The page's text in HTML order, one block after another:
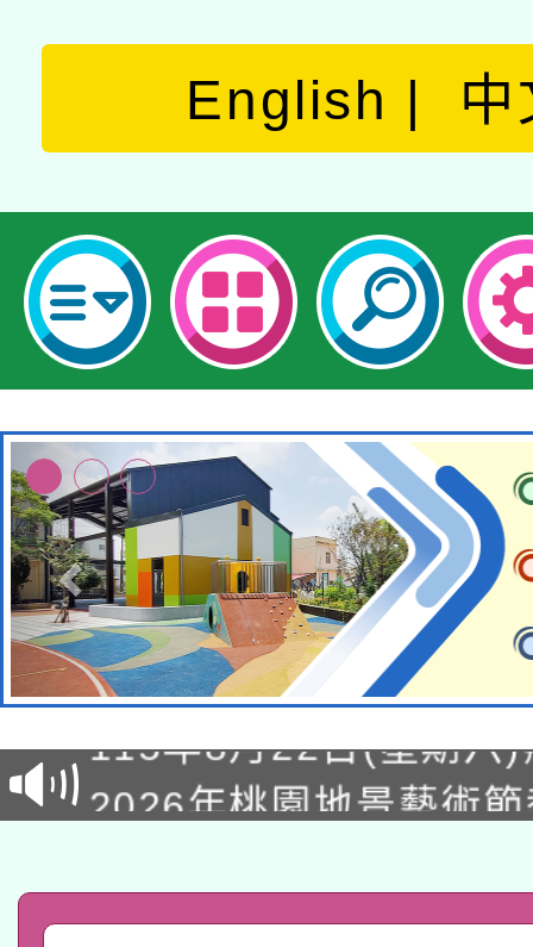
English 中
轉知經濟部水利署委託
業技術研究院辦理「
用水績優單位及節水達
桃園市孔廟祈福系列
2026年桃園地景藝術
關事宜
轉知教育部國民及學前